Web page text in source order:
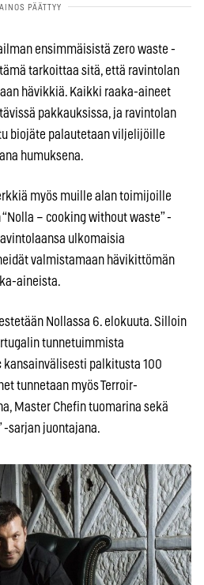
ensimmäisistä zero waste -
tarkoittaa sitä, että ravintolan
hävikkiä. Kaikki raaka-aineet
pakkauksissa, ja ravintolan
biojäte palautetaan viljelijöille
humuksena.
myös muille alan toimijoille
– cooking without waste” -
ulkomaisia
valmistamaan hävikittömän
aineista.
Nollassa 6. elokuuta. Silloin
tunnetuimmista
kansainvälisesti palkitusta 100
tunnetaan myös Terroir-
Master Chefin tuomarina sekä
-sarjan juontajana.